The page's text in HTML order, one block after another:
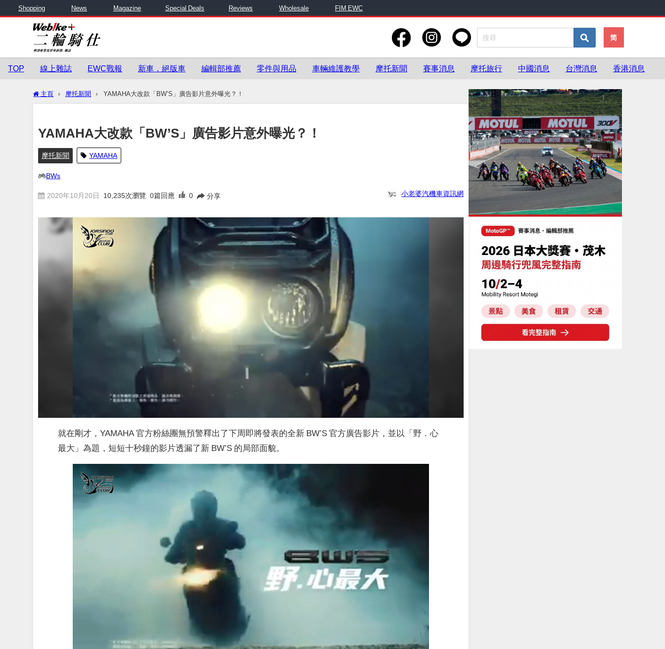
Shopping News Magazine Special Deals Reviews Wholesale FIM EWC
简
TOP 線上雜誌 EWC戰報 新車．絕版車 編輯部推薦 零件與用品 車輛維護教學 摩托新聞 賽事消息 摩托旅行 中國消息 台灣消息 香港消息
主頁 摩托新聞 YAMAHA大改款「BW’S」廣告影片意外曝光？！
YAMAHA大改款「BW’S」廣告影片意外曝光？！
摩托新聞 YAMAHA
BWs
2020年10月20日 10,235次瀏覽 0篇回應 0 分享 小老婆汽機車資訊網
就在剛才，YAMAHA 官方粉絲團無預警釋出了下周即將發表的全新 BW’S 官方廣告影片，並以「野．心
最大」為題，短短十秒鐘的影片透漏了新 BW’S 的局部面貌。